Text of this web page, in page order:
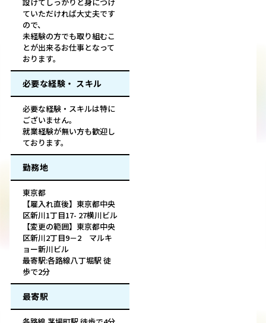
設けてしっかりと身につけ
ていただければ大丈夫です
ので、
未経験の方でも取り組むこ
とが出来るお仕事となって
おります。
必要な経験・ スキル
必要な経験・スキルは特に
ございません。
就業経験が無い方も歓迎し
ております。
勤務地
東京都
【雇入れ直後】東京都中央
区新川1丁目17- 27横川ビル
【変更の範囲】東京都中央
区新川2丁目9－2 マルキ
ョー新川ビル
最寄駅:各路線八丁堀駅 徒
歩で2分
最寄駅